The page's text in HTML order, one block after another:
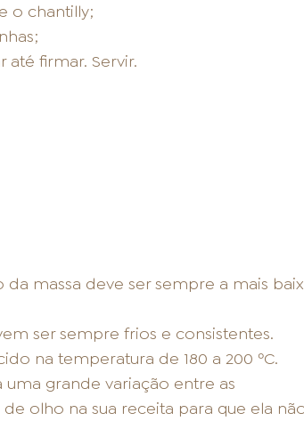
o chantilly;
firmar. Servir.
massa deve ser sempre a mais
ser sempre frios e consistentes.
na temperatura de 180 a 200 ºC.
grande variação entre as
olho na sua receita para que ela